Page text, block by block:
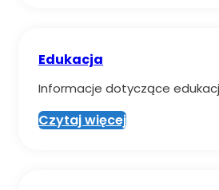
Edukacja
Informacje dotyczące
Czytaj więcej